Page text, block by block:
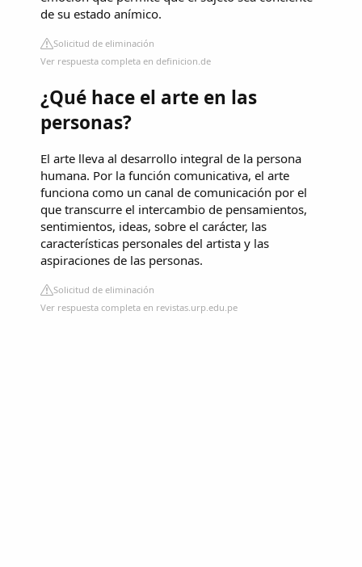
de su estado anímico.
Solicitud de eliminación
Ver respuesta completa en definicion.de
¿Qué hace el arte en las
personas?
El arte lleva al desarrollo integral de la persona
humana. Por la función comunicativa, el arte
funciona como un canal de comunicación por el
que transcurre el intercambio de pensamientos,
sentimientos, ideas, sobre el carácter, las
características personales del artista y las
aspiraciones de las personas.
Solicitud de eliminación
Ver respuesta completa en revistas.urp.edu.pe